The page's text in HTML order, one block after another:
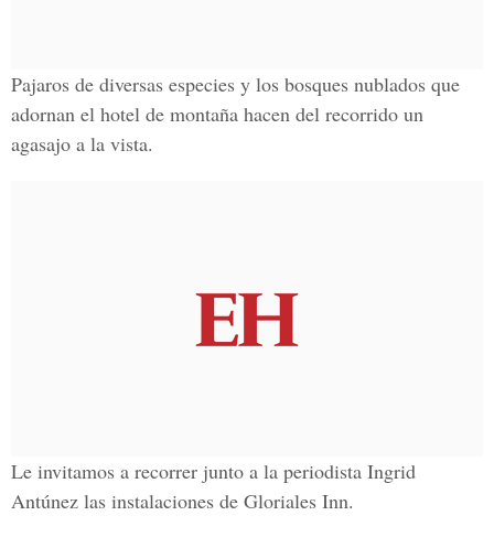
Pajaros de diversas especies y los bosques nublados que
adornan el hotel de montaña hacen del recorrido un
agasajo a la vista.
Le invitamos a recorrer junto a la periodista Ingrid
Antúnez las instalaciones de Gloriales Inn.